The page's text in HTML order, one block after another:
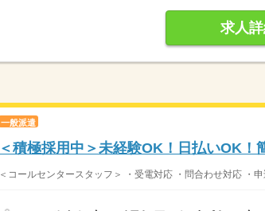
求人
一般派遣
＜積極採用中＞未経験OK！日払いOK！
＜コールセンタースタッフ＞ ・受電対応 ・問合わせ対応 ・